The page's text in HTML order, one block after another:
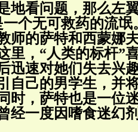
地看问题，那么左
个无可救药的流氓
师的萨特和西蒙娜
里，“人类的标杆”
迅速对她们失去兴
自己的男学生，并
时，萨特也是一位
经一度因嗜食迷幻